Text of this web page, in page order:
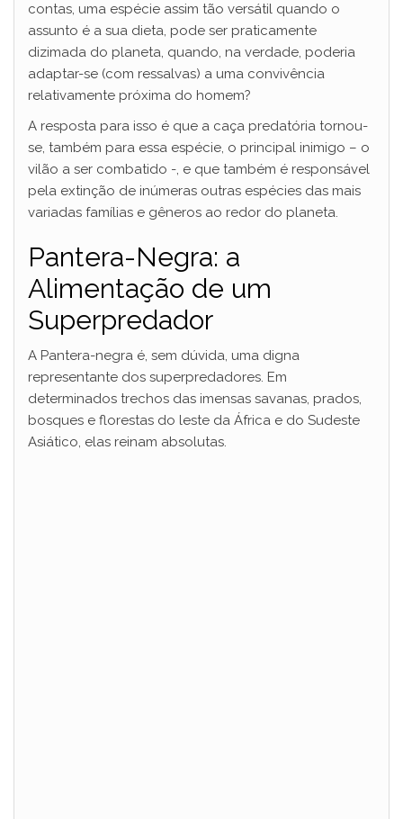
contas, uma espécie assim tão versátil quando o
assunto é a sua dieta, pode ser praticamente
dizimada do planeta, quando, na verdade, poderia
adaptar-se (com ressalvas) a uma convivência
relativamente próxima do homem?
A resposta para isso é que a caça predatória tornou-
se, também para essa espécie, o principal inimigo – o
vilão a ser combatido -, e que também é responsável
pela extinção de inúmeras outras espécies das mais
variadas famílias e gêneros ao redor do planeta.
Pantera-Negra: a
Alimentação de um
Superpredador
A Pantera-negra é, sem dúvida, uma digna
representante dos superpredadores. Em
determinados trechos das imensas savanas, prados,
bosques e florestas do leste da África e do Sudeste
Asiático, elas reinam absolutas.